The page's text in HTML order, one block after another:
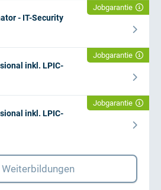
Jobgarantie
- IT-Security
Jobgarantie
inkl. LPIC-
Jobgarantie
inkl. LPIC-